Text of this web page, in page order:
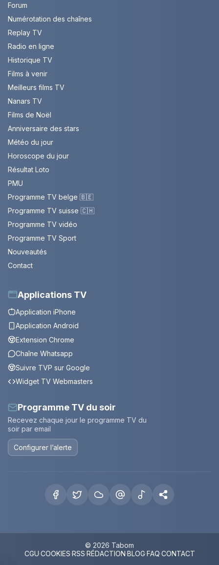
Forum
Numérotation des chaînes
Replay TV
Radio en ligne
Historique TV
Films à venir
Meilleurs films TV
Nanars TV
Films de Noël
Anniversaire des stars
Météo du jour
Horoscope du jour
Résultat Loto
PMU
Programme TV belge 🇧🇪
Programme TV suisse 🇨🇭
Programme TV vidéo
Programme TV Sport
Nouveautés
Contact
Applications TV
Application iPhone
Application Android
Extension Chrome
Chaîne Whatsapp
Suivre TVP sur Google
Widget TV Webmasters
Programme TV du soir
Recevez chaque jour le programme TV du
soir par email
Configurer l’alerte
© 2026 Tabom
CGU·COOKIES·RSS·RÉDACTION·BLOG·FAQ·CONTACT